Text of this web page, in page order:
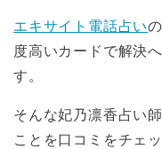
エキサイト電話占い
度高いカードで解決
す。
そんな妃乃凛香占い
ことを口コミをチェ